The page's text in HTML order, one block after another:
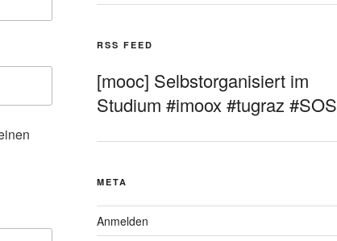
RSS FEED
[mooc] Selbstorganisiert im
Studium #imoox #tugraz #SOS
META
Anmelden